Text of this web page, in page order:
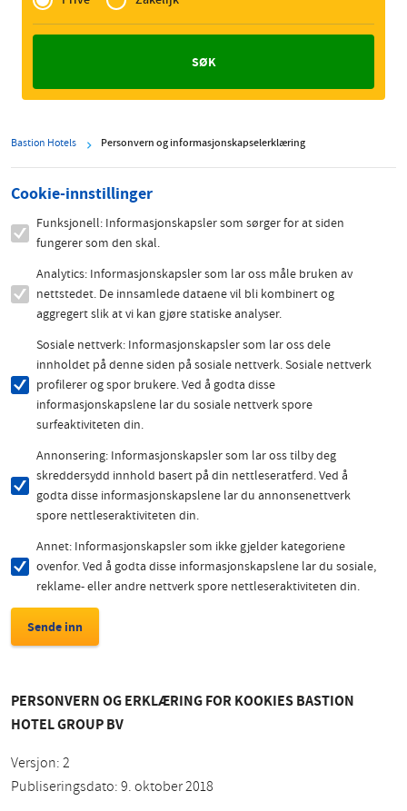
Zakelijk
Bastion Hotels Personvern og informasjonskapselerklæring
Cookie-innstillinger
Funksjonell: Informasjonskapsler som sørger for at siden
fungerer som den skal.
Analytics: Informasjonskapsler som lar oss måle bruken av
nettstedet. De innsamlede dataene vil bli kombinert og
aggregert slik at vi kan gjøre statiske analyser.
Sosiale nettverk: Informasjonskapsler som lar oss dele
innholdet på denne siden på sosiale nettverk. Sosiale nettverk
profilerer og spor brukere. Ved å godta disse
informasjonskapslene lar du sosiale nettverk spore
surfeaktiviteten din.
Annonsering: Informasjonskapsler som lar oss tilby deg
skreddersydd innhold basert på din nettleseratferd. Ved å
godta disse informasjonskapslene lar du annonsenettverk
spore nettleseraktiviteten din.
Annet: Informasjonskapsler som ikke gjelder kategoriene
ovenfor. Ved å godta disse informasjonskapslene lar du sosiale,
reklame- eller andre nettverk spore nettleseraktiviteten din.
PERSONVERN OG ERKLÆRING FOR KOOKIES BASTION
HOTEL GROUP BV
Versjon: 2
Publiseringsdato: 9. oktober 2018